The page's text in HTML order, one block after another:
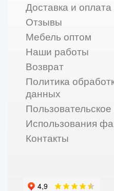
Доставка и оплата
Отзывы
Мебель оптом
Наши работы
Возврат
Политика
данных
Использования
Контакты